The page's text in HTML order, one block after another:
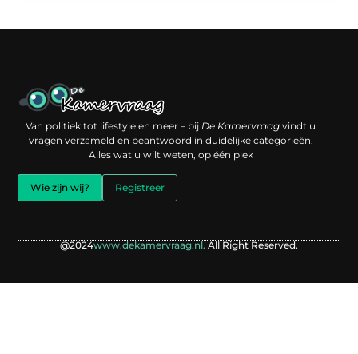
Van politiek tot lifestyle en meer – bijDe Kamervraag vindt u
vragen verzameld en beantwoord in duidelijke categorieën.
Alles wat u wilt weten, op één plek
Wie zijn wij? Registreer
@2024www.dekamervraag.nl. All Right Reserved.